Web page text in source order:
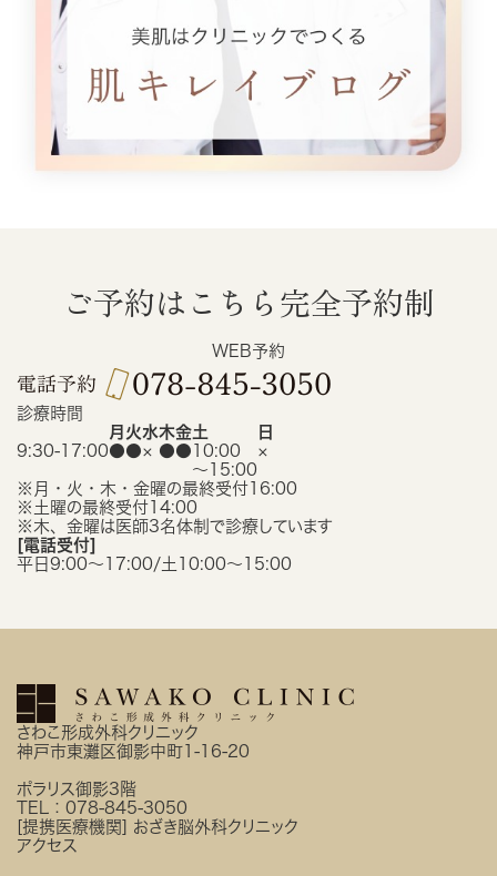
ご予約はこちら 完全予約制
WEB予約
診療時間
月 火水木金土
日
9:30-17:00●●× ●● 10:00
〜15:00
×
※月・火・木・金曜の最終受付16:00
※土曜の最終受付14:00
※木、金曜は医師3名体制で診療しています
[電話受付]
平日9:00〜17:00/土10:00〜15:00
さわこ形成外科クリニック
神戸市東灘区御影中町1-16-20
ポラリス御影3階
TEL： 078-845-3050
[提携医療機関] おざき脳外科クリニック
アクセス